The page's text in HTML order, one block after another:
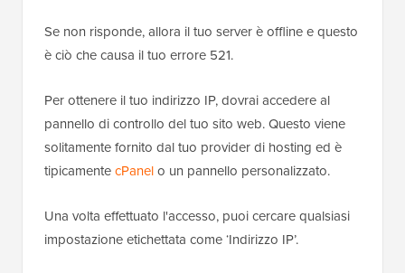
Se non risponde, allora il tuo server è offline e questo
è ciò che causa il tuo errore 521.
Per ottenere il tuo indirizzo IP, dovrai accedere al
pannello di controllo del tuo sito web. Questo viene
solitamente fornito dal tuo provider di hosting ed è
tipicamentecPanelo un pannello personalizzato.
Una volta effettuato l'accesso, puoi cercare qualsiasi
impostazione etichettata come ‘Indirizzo IP’.